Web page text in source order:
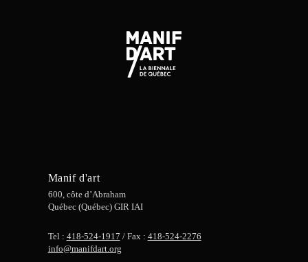
Manif d'art
600, côte d’Abraham
Québec (Québec) GIR IAI
Tel : 418-524-1917 / Fax : 418-524-2276
info@manifdart.org